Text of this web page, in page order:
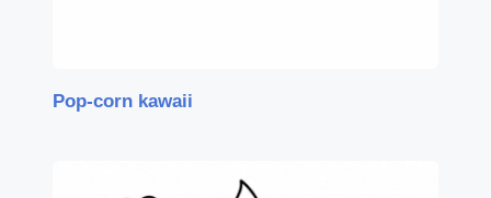
Pop-corn kawaii